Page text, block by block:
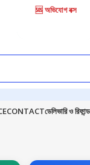
🆘 অভিযোগ বক্স
CONTACTডেলিভারি ও